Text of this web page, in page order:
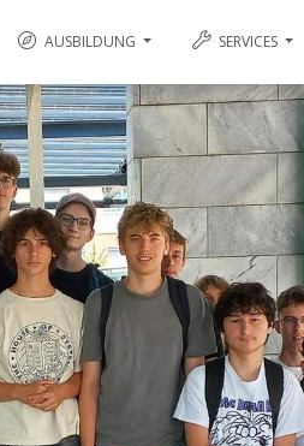
AUSBILDUNG SERVICES